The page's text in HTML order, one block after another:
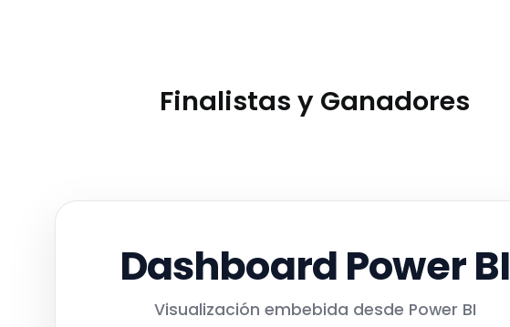
Finalistas y Ganadores
Dashboard Power BI
Visualización embebida desde Power BI